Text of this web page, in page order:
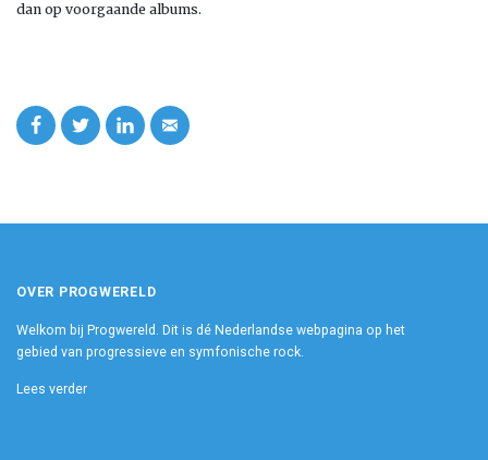
dan op voorgaande albums.
OVER PROGWERELD
Welkom bij Progwereld. Dit is dé Nederlandse webpagina op het
gebied van progressieve en symfonische rock.
Lees verder